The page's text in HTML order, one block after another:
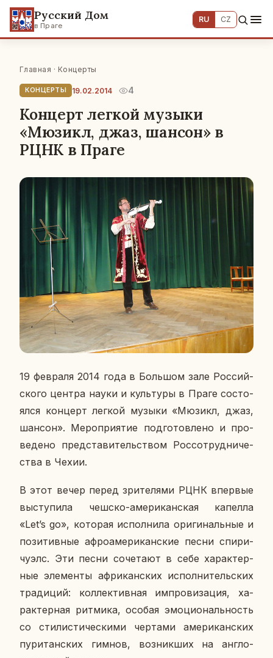
Русский Дом
в Праге
RU CZ
Главная · Концерты
КОНЦЕРТЫ 19.02.2014 4
Концерт легкой музыки
«Мюзикл, джаз, шансон» в
РЦНК в Праге
19 фев­ра­ля 2014 года в Боль­шом зале Рос­сий­
ско­го центра науки и куль­ту­ры в Праге со­сто­
ял­ся кон­церт легкой музыки «Мюзикл, джаз,
шансон». Ме­ро­при­я­тие под­го­тов­ле­но и про­
ве­де­но пред­ста­ви­тель­ством Рос­со­труд­ни­че­
ства в Чехии.
В этот вечер перед зри­те­ля­ми РЦНК впер­вые
вы­сту­пи­ла чешско-аме­ри­кан­ская ка­пел­ла
«Let’s go», ко­то­рая ис­пол­ни­ла ори­ги­наль­ные и
по­зи­тив­ные аф­ро­аме­ри­кан­ские песни спи­ри­
чу­элс. Эти песни со­че­та­ют в себе ха­рак­тер­
ные эле­мен­ты аф­ри­кан­ских ис­пол­ни­тель­ских
тра­ди­ций: кол­лек­тив­ная им­про­ви­за­ция, ха­
рак­тер­ная рит­ми­ка, особая эмо­ци­о­наль­ность
со сти­ли­сти­че­ски­ми чер­та­ми аме­ри­кан­ских
пу­ри­тан­ских гимнов, воз­ник­ших на англо-